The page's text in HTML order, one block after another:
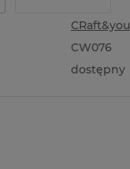
CRaft&you
CW076
dostępny